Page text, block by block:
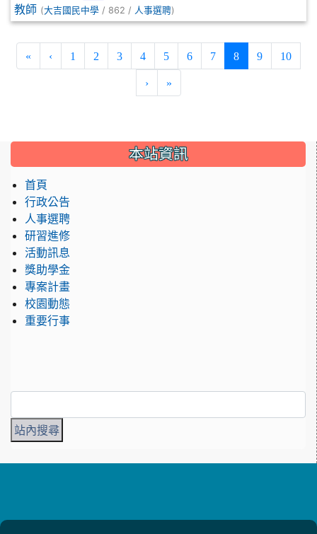
教師 (大吉國民中學 / 862 / 人事選聘)
« ‹ 1 2 3 4 5 6 7 8(current)
9 10
› »
::: 本站資訊
首頁
行政公告
人事選聘
研習進修
活動訊息
獎助學金
專案計畫
校園動態
重要行事